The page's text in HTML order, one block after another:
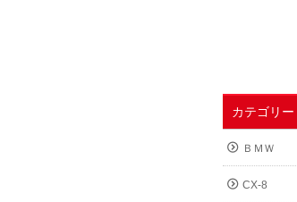
カテゴリー
ＢＭＷ
CX-8